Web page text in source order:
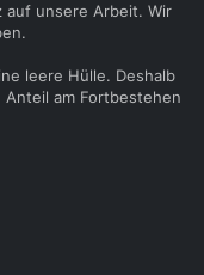
auf unsere Arbeit. Wir
leere Hülle. Deshalb
am Fortbestehen